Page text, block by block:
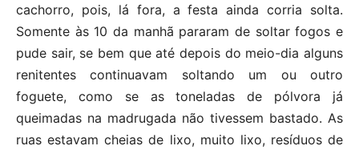
cachorro, pois, lá fora, a festa ainda corria solta.
Somente às 10 da manhã pararam de soltar fogos e
pude sair, se bem que até depois do meio-dia alguns
renitentes continuavam soltando um ou outro
foguete, como se as toneladas de pólvora já
queimadas na madrugada não tivessem bastado. As
ruas estavam cheias de lixo, muito lixo, resíduos de